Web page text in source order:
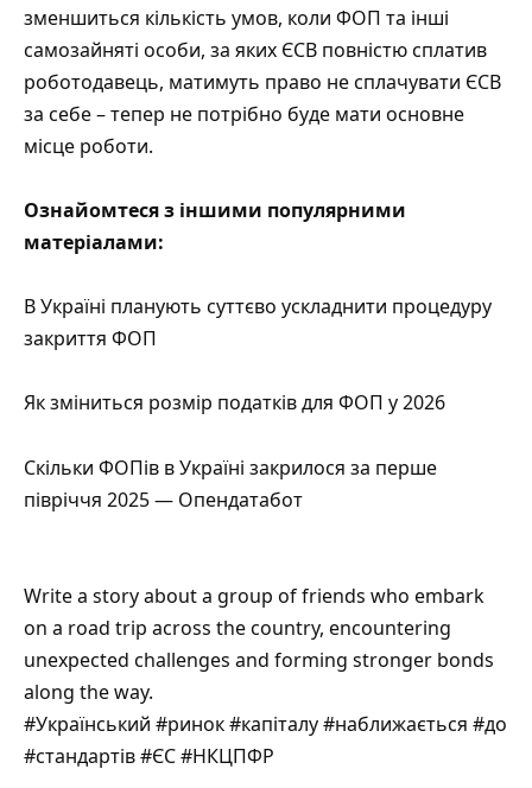
зменшиться кількість умов, коли ФОП та інші
самозайняті особи, за яких ЄСВ повністю сплатив
роботодавець, матимуть право не сплачувати ЄСВ
за себе – тепер не потрібно буде мати основне
місце роботи.
Ознайомтеся з іншими популярними
матеріалами:
В Україні планують суттєво ускладнити процедуру
закриття ФОП
Як зміниться розмір податків для ФОП у 2026
Скільки ФОПів в Україні закрилося за перше
півріччя 2025 — Опендатабот
Write a story about a group of friends who embark
on a road trip across the country, encountering
unexpected challenges and forming stronger bonds
along the way.
#Український #ринок #капіталу #наближається #до
#стандартів #ЄС #НКЦПФР